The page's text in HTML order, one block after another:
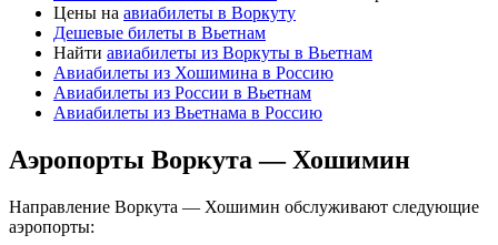
Цены на авиабилеты в Воркуту
Дешевые билеты в Вьетнам
Найти авиабилеты из Воркуты в Вьетнам
Авиабилеты из Хошимина в Россию
Авиабилеты из России в Вьетнам
Авиабилеты из Вьетнама в Россию
Аэропорты Воркута — Хошимин
Направление Воркута — Хошимин обслуживают следующие
аэропорты: